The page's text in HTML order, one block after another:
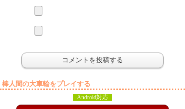
棒人間の大車輪をプレイする
Android対応